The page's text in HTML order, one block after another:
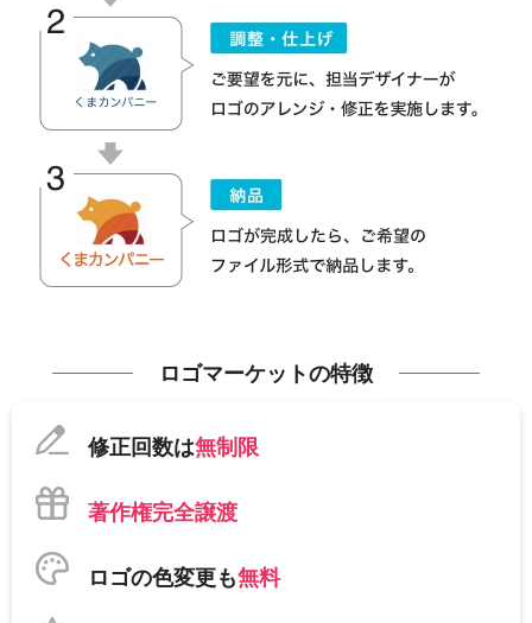
ロゴマーケットの特徴
修正回数は無制限
著作権完全譲渡
ロゴの色変更も無料